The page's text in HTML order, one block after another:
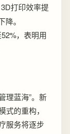
打印效率提
。
，表明用
理蓝海”。新
的重构，
服务将逐步